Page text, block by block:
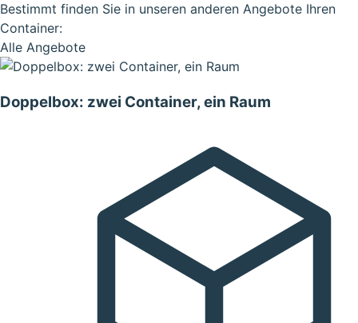
Bestimmt finden Sie in unseren anderen Angebote Ihren
Container:
Alle Angebote
Doppelbox: zwei Container, ein Raum